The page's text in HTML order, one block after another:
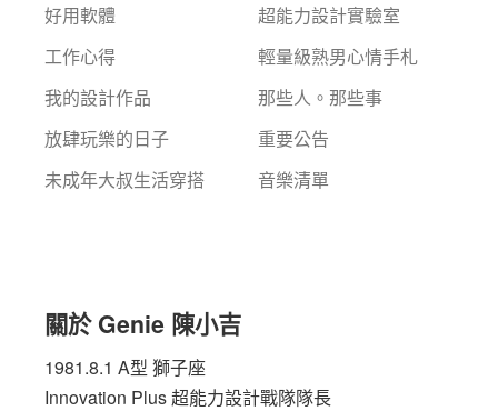
好用軟體
工作心得
我的設計作品
放肆玩樂的日子
未成年大叔生活穿搭
超能力設計實驗室
輕量級熟男心情手札
那些人。那些事
重要公告
音樂清單
關於 Genie 陳小吉
1981.8.1 A型 獅子座
Innovation Plus超能力設計戰隊隊長